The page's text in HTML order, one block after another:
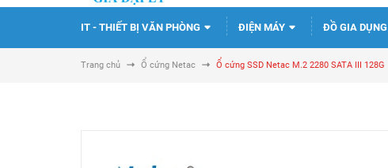
IT - THIẾT BỊ VĂN PHÒNG ĐIỆN MÁY ĐỒ GIA DỤNG
Trang chủ Ổ cứng Netac Ổ cứng SSD Netac M.2 2280 SATA III 128G